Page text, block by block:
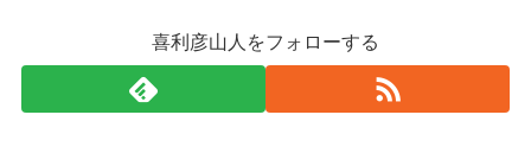
喜利彦山人をフォローする